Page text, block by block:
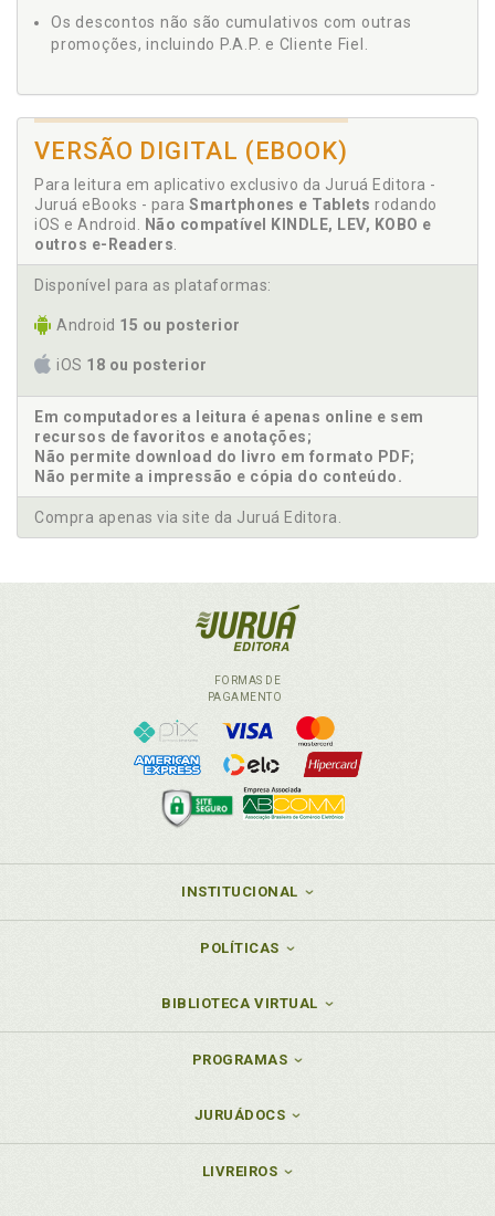
Os descontos não são cumulativos com outras
promoções, incluindo P.A.P. e Cliente Fiel.
VERSÃO DIGITAL (EBOOK)
Para leitura em aplicativo exclusivo da Juruá Editora -
Juruá eBooks - para Smartphones e Tablets rodando
iOS e Android.
Não compatível KINDLE, LEV, KOBO e
outros e-Readers
Disponível para as plataformas:
Android 15 ou posterior
iOS 18 ou posterior
Em computadores a leitura é apenas online e sem
recursos de favoritos e anotações;
Não permite download do livro em formato PDF;
Não permite a impressão e cópia do conteúdo.
Compra apenas via site da Juruá Editora.
FORMAS DE
PAGAMENTO
INSTITUCIONAL
POLÍTICAS
BIBLIOTECA VIRTUAL
PROGRAMAS
JURUÁDOCS
LIVREIROS